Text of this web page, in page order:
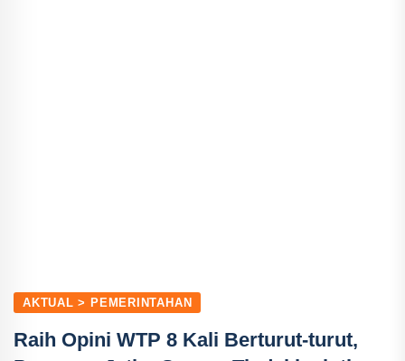
AKTUAL > PEMERINTAHAN
Raih Opini WTP 8 Kali Berturut-turut,